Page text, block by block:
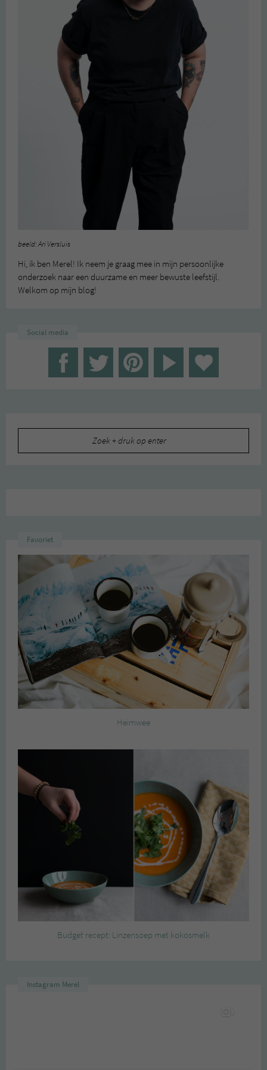
beeld: Ari Versluis
Hi, ik ben Merel! Ik neem je graag mee in mijn persoonlijke
onderzoek naar een duurzame en meer bewuste leefstijl.
Welkom op mijn blog!
Social media
Favoriet
Heimwee
Budget recept: Linzensoep met kokosmelk
Instagram Merel